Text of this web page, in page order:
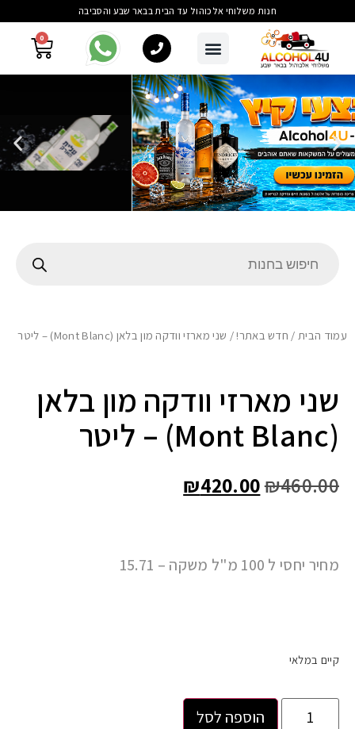
חנות משלוחי אלכוהול עד הבית בבאר שבע והסביבה
0
עמוד הבית/ חדש באתר! / שני מארזי וודקה מון בלאן (Mont Blanc) – ליטר
שני מארזי וודקה מון בלאן
(Mont Blanc) – ליטר
₪460.00
₪420.00
מחיר יחסי ל 100 מ"ל משקה – 15.71
קיים במלאי
הוספה לסל